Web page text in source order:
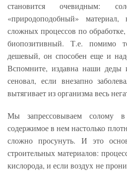
становится
«природоподобный»
сложных процессов по
биопозитивный. Т.е. помимо
дешевый, он способен еще и
Вспомните, издавна наши деды
сеновал, если внезапно
вытягивает из организма весь
Мы запрессовываем солому
содержимое в нем настолько
сложно просунуть. И это
строительных материалов:
кислорода, и если воздух не